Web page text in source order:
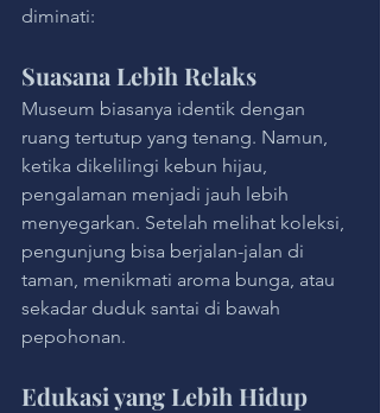
diminati:
Suasana Lebih Relaks
Museum biasanya identik dengan
ruang tertutup yang tenang. Namun,
ketika dikelilingi kebun hijau,
pengalaman menjadi jauh lebih
menyegarkan. Setelah melihat koleksi,
pengunjung bisa berjalan-jalan di
taman, menikmati aroma bunga, atau
sekadar duduk santai di bawah
pepohonan.
Edukasi yang Lebih Hidup